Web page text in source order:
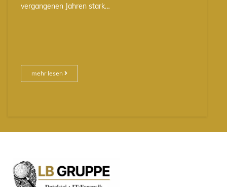
vergangenen Jahren stark…
mehr lesen